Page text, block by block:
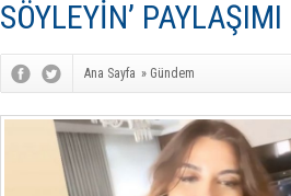
SÖYLEYİN’ PAYLAŞIMI
Ana Sayfa » Gündem